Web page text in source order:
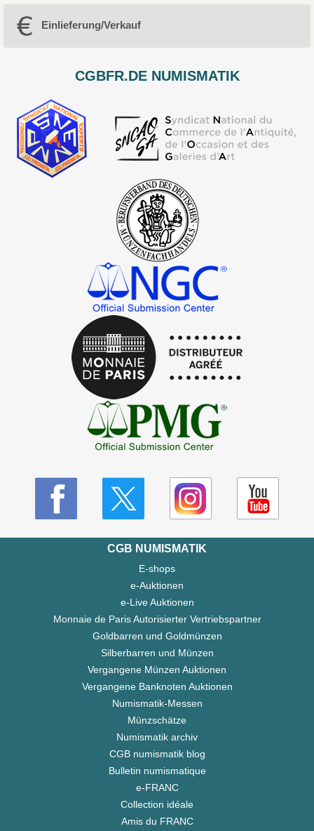
Einlieferung/Verkauf
CGBFR.DE NUMISMATIK
CGB NUMISMATIK
E-shops
e-Auktionen
e-Live Auktionen
Monnaie de Paris Autorisierter Vertriebspartner
Goldbarren und Goldmünzen
Silberbarren und Münzen
Vergangene Münzen Auktionen
Vergangene Banknoten Auktionen
Numismatik-Messen
Münzschätze
Numismatik archiv
CGB numismatik blog
Bulletin numismatique
e-FRANC
Collection idéale
Amis du FRANC